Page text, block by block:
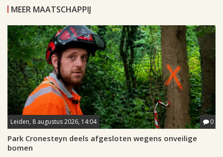
MEER MAATSCHAPPIJ
Leiden, 8 augustus 2026, 14:04 0
Park Cronesteyn deels afgesloten wegens onveilige
bomen